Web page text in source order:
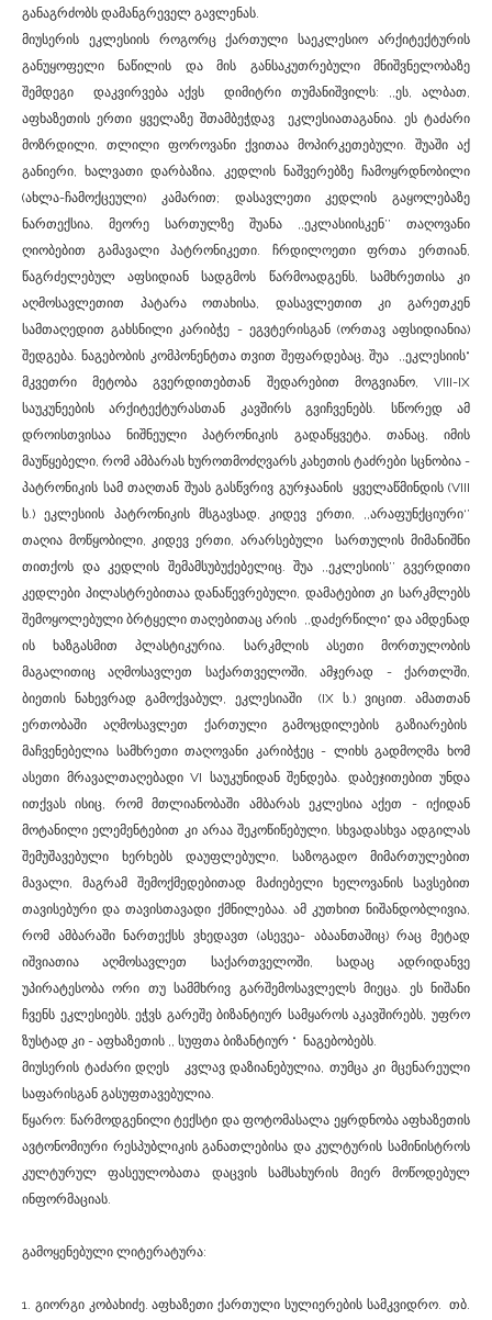
განაგრძობს დამანგრეველ გავლენას.
მიუსერის ეკლესიის როგორც ქართული საეკლესიო არქიტექტურის
განუყოფელი ნაწილის და მის განსაკუთრებული მნიშვნელობაზე
შემდეგი დაკვირვება აქვს დიმიტრი თუმანიშვილს: ,,ეს, ალბათ,
აფხაზეთის ერთი ყველაზე შთამბეჭდავ ეკლესიათაგანია. ეს ტაძარი
მოზრდილი, თლილი ფოროვანი ქვითაა მოპირკეთებული. შუაში აქ
განიერი, ხალვათი დარბაზია, კედლის ნაშვერებზე ჩამოყრდნობილი
(ახლა-ჩამოქცეული) კამარით; დასავლეთი კედლის გაყოლებაზე
ნართექსია, მეორე სართულზე შუანა ,,ეკლასიისკენ’’ თაღოვანი
ღიობებით გამავალი პატრონიკეთი. ჩრდილოეთი ფრთა ერთიან,
წაგრძელებულ აფსიდიან სადგმოს წარმოადგენს, სამხრეთისა კი
აღმოსავლეთით პატარა ოთახისა, დასავლეთით კი გარეთკენ
სამთაღედით გახსნილი კარიბჭე - ეგვტერისგან (ორთავ აფსიდიანია)
შედგება. ნაგებობის კომპონენტთა თვით შეფარდებაც, შუა ,,ეკლესიის“
მკვეთრი მეტობა გვერდითებთან შედარებით მოგვიანო, VIII-IX
საუკუნეების არქიტექტურასთან კავშირს გვიჩვენებს. სწორედ ამ
დროისთვისაა ნიშნეული პატრონიკის გადაწყვეტა, თანაც, იმის
მაუწყებელი, რომ ამბარას ხუროთმოძღვარს კახეთის ტაძრები სცნობია -
პატრონიკის სამ თაღთან შუას გასწვრივ გურჯაანის ყველაწმინდის (VIII
ს.) ეკლესიის პატრონიკის მსგავსად, კიდევ ერთი, ,,არაფუნქციური‘’
თაღია მოწყობილი, კიდევ ერთი, არარსებული სართულის მიმანიშნი
თითქოს და კედლის შემამსუბუქებელიც. შუა ,,ეკლესიის’’ გვერდითი
კედლები პილასტრებითაა დანაწევრებული, დამატებით კი სარკმლებს
შემოყოლებული ბრტყელი თაღებითაც არის ,,დაძერწილი“ და ამდენად
ის ხაზგასმით პლასტიკურია. სარკმლის ასეთი მორთულობის
მაგალითიც აღმოსავლეთ საქართველოში, ამჯერად - ქართლში,
ბიეთის ნახევრად გამოქვაბულ, ეკლესიაში (IX ს.) ვიცით. ამათთან
ერთობაში აღმოსავლეთ ქართული გამოცდილების გაზიარების
მაჩვენებელია სამხრეთი თაღოვანი კარიბჭეც - ლიხს გადმოღმა ხომ
ასეთი მრავალთაღებადი VI საუკუნიდან შენდება. დაბეჯითებით უნდა
ითქვას ისიც, რომ მთლიანობაში ამბარას ეკლესია აქეთ - იქიდან
მოტანილი ელემენტებით კი არაა შეკოწიწებული, სხვადასხვა ადგილას
შემუშავებული ხერხებს დაუფლებული, საზოგადო მიმართულებით
მავალი, მაგრამ შემოქმედებითად მაძიებელი ხელოვანის სავსებით
თავისებური და თავისთავადი ქმნილებაა. ამ კუთხით ნიშანდობლივია,
რომ ამბარაში ნართექსს ვხედავთ (ასევეა- აბაანთაშიც) რაც მეტად
იშვიათია აღმოსავლეთ საქართველოში, სადაც ადრიდანვე
უპირატესობა ორი თუ სამმხრივ გარშემოსავლელს მიეცა. ეს ნიშანი
ჩვენს ეკლესიებს, ეჭვს გარეშე ბიზანტიურ სამყაროს აკავშირებს, უფრო
ზუსტად კი - აფხაზეთის ,, სუფთა ბიზანტიურ “ ნაგებობებს.
მიუსერის ტაძარი დღეს კვლავ დაზიანებულია, თუმცა კი მცენარეული
საფარისგან გასუფთავებულია.
წყარო: წარმოდგენილი ტექსტი და ფოტომასალა ეყრდნობა აფხაზეთის
ავტონომიური რესპუბლიკის განათლებისა და კულტურის სამინისტროს
კულტურულ ფასეულობათა დაცვის სამსახურის მიერ მოწოდებულ
ინფორმაციას.
გამოყენებული ლიტერატურა:
1. გიორგი კობახიძე. აფხაზეთი ქართული სულიერების სამკვიდრო. თბ.